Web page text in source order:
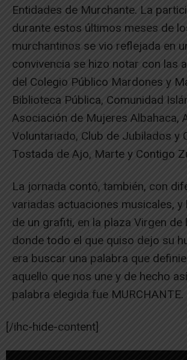
Entidades de Murchante. La
durante estos últimos meses de
murchantinos se vio reflejada en
convivencia se hizo notar con las
del Colegio Público Mardones y
Biblioteca Pública, Comunidad
Asociación de Mujeres Albahaca,
Voluntariado, Club de Jubilados y
Tostada de Ajo, Marte y Contigo
La jornada contó, también, con
variadas actuaciones musicales, y
de un grafiti, en la plaza Virgen de
donde todo el que quiso dejo su
era buscar una palabra que
aquello que nos une y de hecho
palabra elegida fue MURCHANTE.
[/ihc-hide-content]